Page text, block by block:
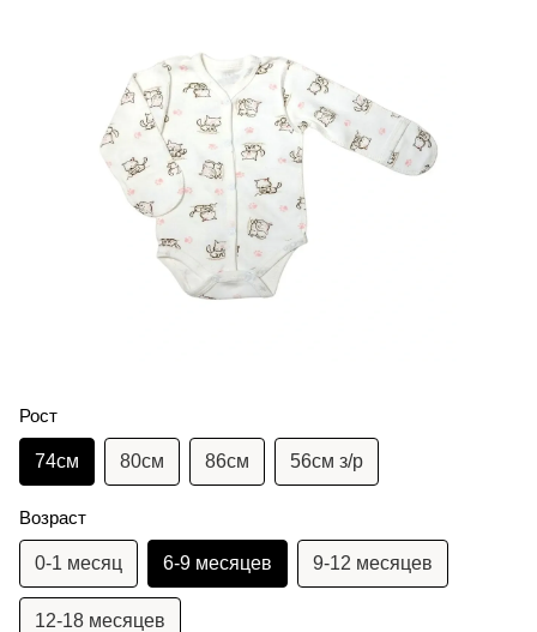
Рост
74см 80см 86см 56см з/р
Возраст
0-1 месяц 6-9 месяцев 9-12 месяцев
12-18 месяцев